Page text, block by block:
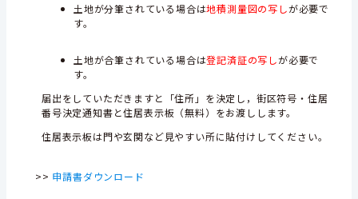
土地が分筆されている場合は地積測量図の写しが必要で
す。
土地が合筆されている場合は登記済証の写しが必要で
す。
届出をしていただきますと「住所」を決定し，街区符号・住居
番号決定通知書と住居表示板（無料）をお渡しします。
住居表示板は門や玄関など見やすい所に貼付けしてください。
>> 申請書ダウンロード